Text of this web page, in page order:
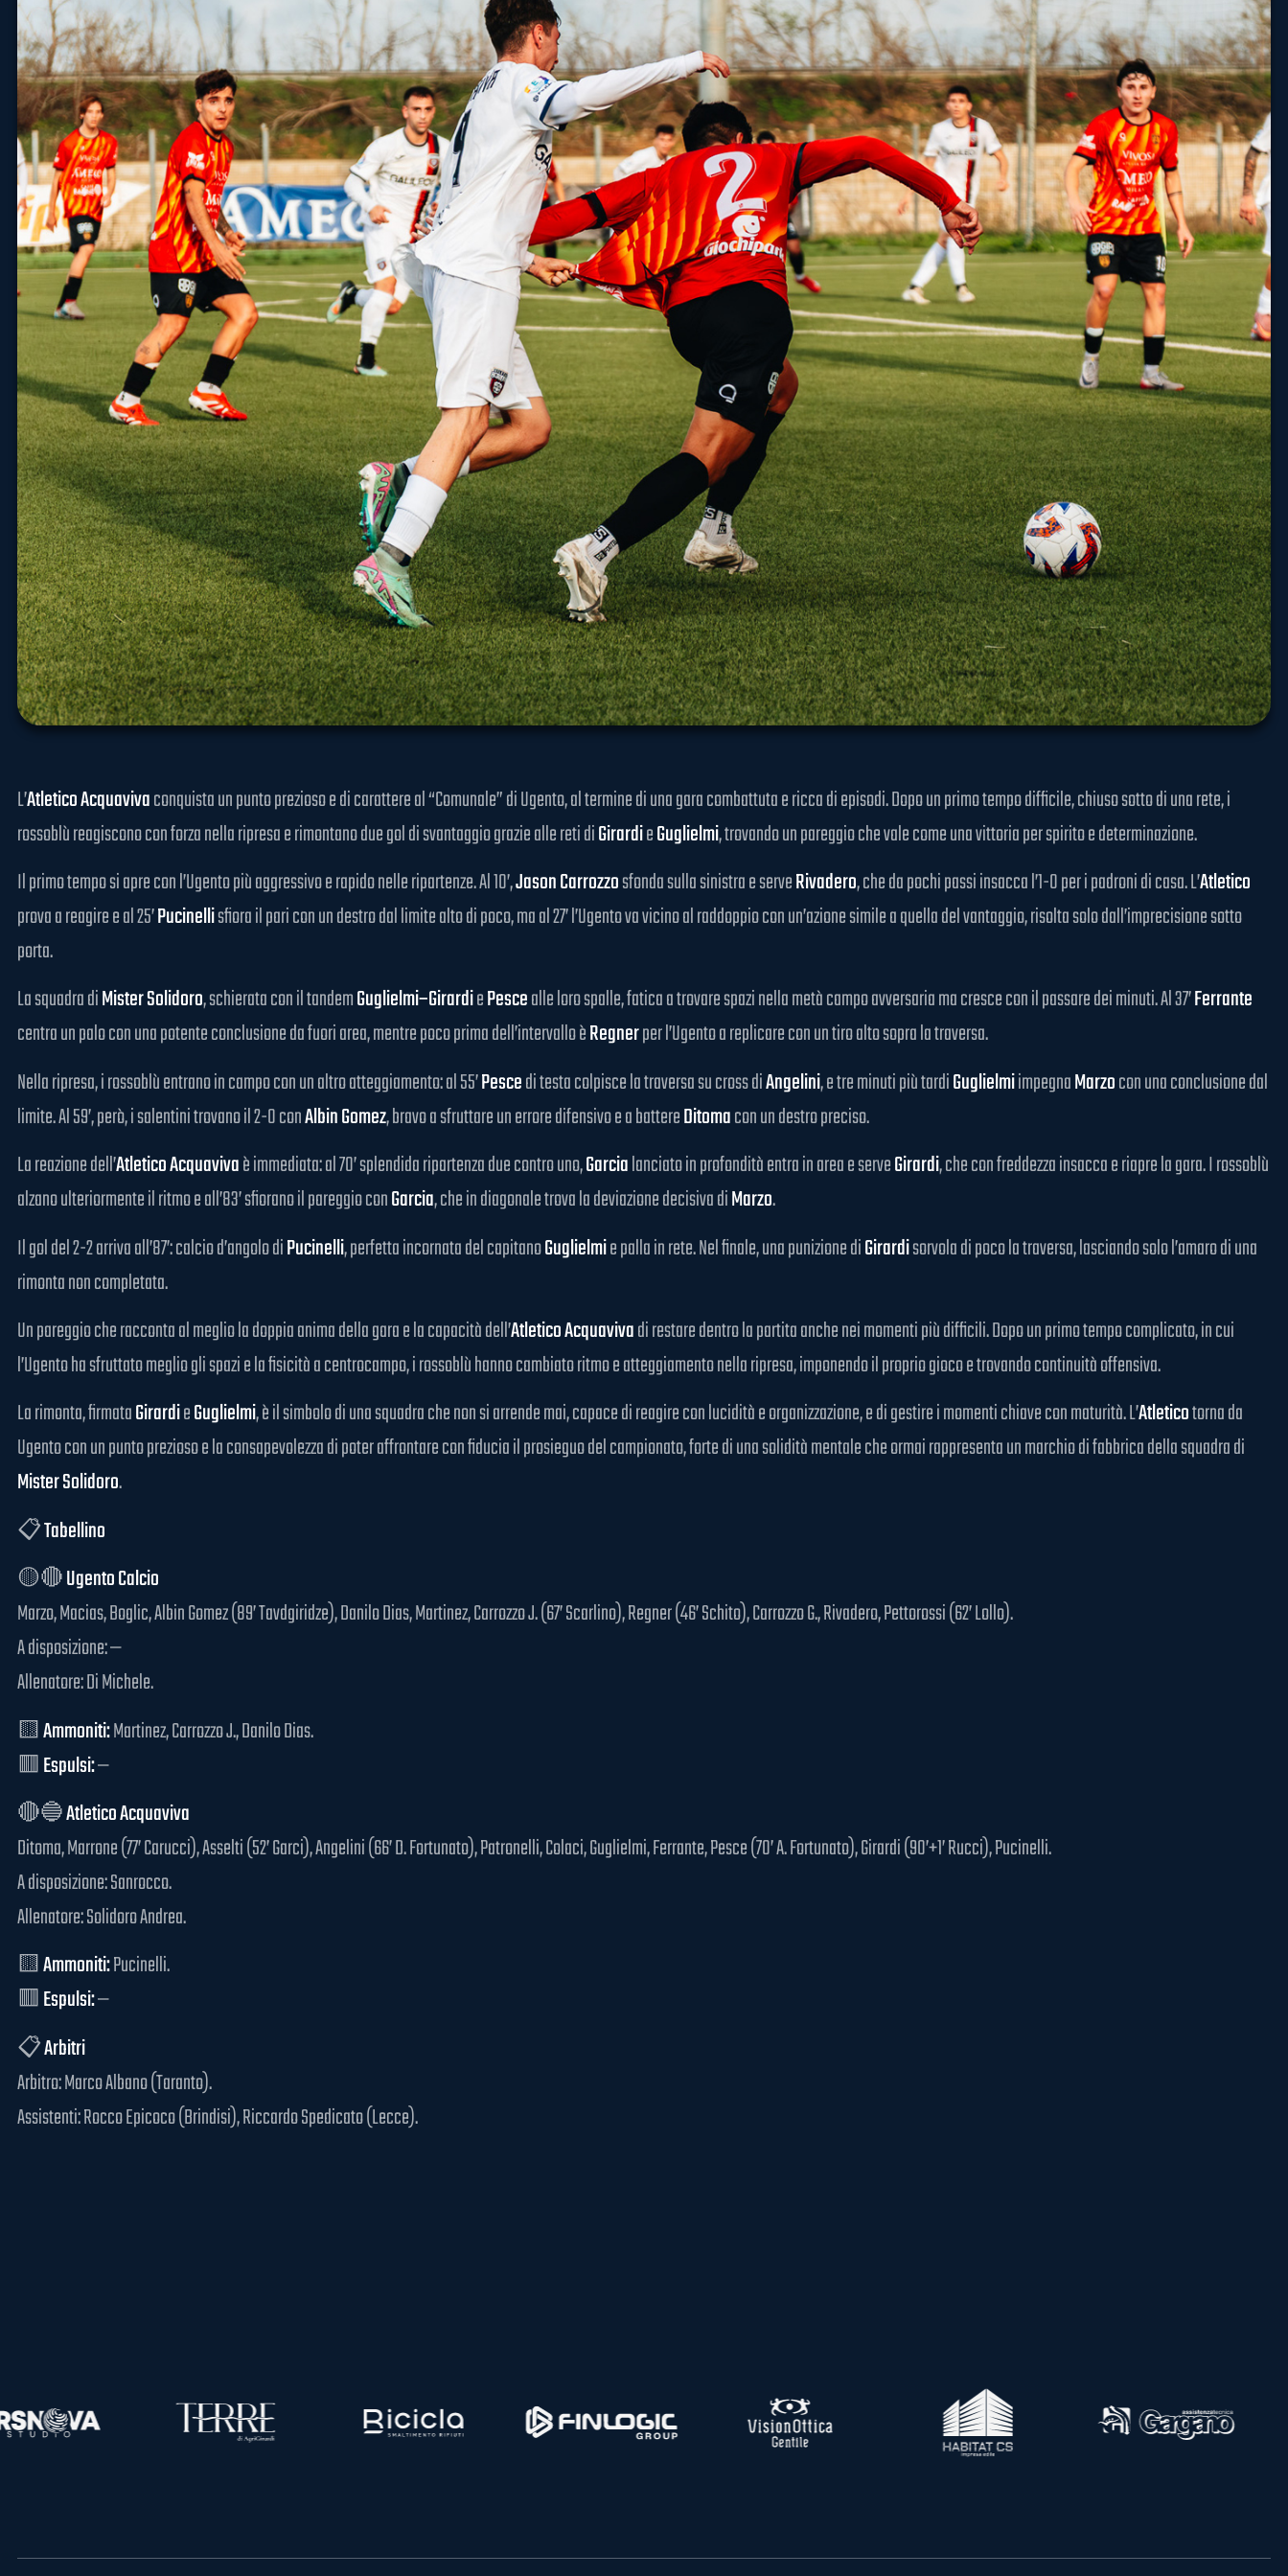
L’Atletico Acquavivaconquista un punto prezioso e di carattere al “Comunale” di Ugento, al termine di una gara combattuta e ricca di episodi. Dopo un primo tempo difficile, chiuso sotto di una rete, i
rossoblù reagiscono con forza nella ripresa e rimontano due gol di svantaggio grazie alle reti diGirardieGuglielmi, trovando un pareggio che vale come una vittoria per spirito e determinazione.
Il primo tempo si apre con l’Ugento più aggressivo e rapido nelle ripartenze. Al 10’,Jason Carrozzosfonda sulla sinistra e serveRivadero, che da pochi passi insacca l’1-0 per i padroni di casa. L’Atletico
prova a reagire e al 25’Pucinellisfiora il pari con un destro dal limite alto di poco, ma al 27’ l’Ugento va vicino al raddoppio con un’azione simile a quella del vantaggio, risolta solo dall’imprecisione sotto
porta.
La squadra diMister Solidoro, schierata con il tandemGuglielmi–GirardiePescealle loro spalle, fatica a trovare spazi nella metà campo avversaria ma cresce con il passare dei minuti. Al 37’Ferrante
centra un palo con una potente conclusione da fuori area, mentre poco prima dell’intervallo èRegnerper l’Ugento a replicare con un tiro alto sopra la traversa.
Nella ripresa, i rossoblù entrano in campo con un altro atteggiamento: al 55’Pescedi testa colpisce la traversa su cross diAngelini, e tre minuti più tardiGuglielmiimpegnaMarzocon una conclusione dal
limite. Al 59’, però, i salentini trovano il 2-0 conAlbin Gomez, bravo a sfruttare un errore difensivo e a battereDitomacon un destro preciso.
La reazione dell’Atletico Acquavivaè immediata: al 70’ splendida ripartenza due contro uno,Garcialanciato in profondità entra in area e serveGirardi, che con freddezza insacca e riapre la gara. I rossoblù
alzano ulteriormente il ritmo e all’83’ sfiorano il pareggio conGarcia, che in diagonale trova la deviazione decisiva diMarzo.
Il gol del 2-2 arriva all’87’: calcio d’angolo diPucinelli, perfetta incornata del capitanoGuglielmie palla in rete. Nel finale, una punizione diGirardisorvola di poco la traversa, lasciando solo l’amaro di una
rimonta non completata.
Un pareggio che racconta al meglio la doppia anima della gara e la capacità dell’Atletico Acquavivadi restare dentro la partita anche nei momenti più difficili. Dopo un primo tempo complicato, in cui
l’Ugento ha sfruttato meglio gli spazi e la fisicità a centrocampo, i rossoblù hanno cambiato ritmo e atteggiamento nella ripresa, imponendo il proprio gioco e trovando continuità offensiva.
La rimonta, firmataGirardieGuglielmi, è il simbolo di una squadra che non si arrende mai, capace di reagire con lucidità e organizzazione, e di gestire i momenti chiave con maturità. L’Atleticotorna da
Ugento con un punto prezioso e la consapevolezza di poter affrontare con fiducia il prosieguo del campionato, forte di una solidità mentale che ormai rappresenta un marchio di fabbrica della squadra di
Mister Solidoro.
📋Tabellino
🟡🔴Ugento Calcio
Marzo, Macias, Boglic, Albin Gomez (89’ Tavdgiridze), Danilo Dias, Martinez, Carrozzo J. (67’ Scarlino), Regner (46’ Schito), Carrozzo G., Rivadero, Pettorossi (62’ Lollo).
A disposizione: —
Allenatore: Di Michele.
🟨Ammoniti:Martinez, Carrozzo J., Danilo Dias.
🟥Espulsi:—
🔴🔵Atletico Acquaviva
Ditoma, Marrone (77’ Carucci), Asselti (52’ Garci), Angelini (66’ D. Fortunato), Patronelli, Colaci, Guglielmi, Ferrante, Pesce (70’ A. Fortunato), Girardi (90’+1’ Rucci), Pucinelli.
A disposizione: Sanrocco.
Allenatore: Solidoro Andrea.
🟨Ammoniti:Pucinelli.
🟥Espulsi:—
📋Arbitri
Arbitro: Marco Albano (Taranto).
Assistenti: Rocco Epicoco (Brindisi), Riccardo Spedicato (Lecce).